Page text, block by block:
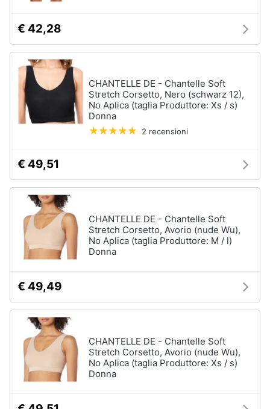
Festività
e
ricorrenze
Promozioni
Servizi
clienti
Tapis
elettrico
Magnesio
supremo
Vedi
tutti
Campeggio
Barbecue
Borraccia
Torcia
Borraccia
termica
€ 42,28
CHANTELLE DE - Chantelle Soft
Stretch Corsetto, Nero (schwarz 12),
No Aplica (taglia Produttore: Xs / s)
Donna
2 recensioni
€ 49,51
CHANTELLE DE - Chantelle Soft
Stretch Corsetto, Avorio (nude Wu),
No Aplica (taglia Produttore: M / l)
Donna
€ 49,49
CHANTELLE DE - Chantelle Soft
Stretch Corsetto, Avorio (nude Wu),
No Aplica (taglia Produttore: Xs / s)
Donna